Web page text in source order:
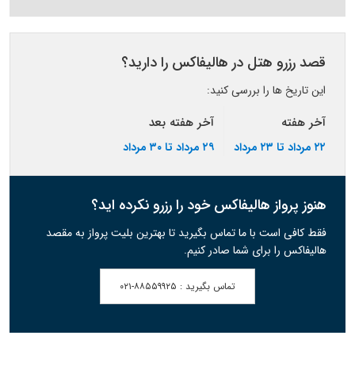
قصد رزرو هتل در هالیفاکس را دارید؟
این تاریخ ها را بررسی کنید:
آخر هفته
۲۲ مرداد تا ۲۳ مرداد
آخر هفته بعد
۲۹ مرداد تا ۳۰ مرداد
هنوز پرواز هالیفاکس خود را رزرو نکرده اید؟
فقط کافی است با ما تماس بگیرید تا بهترین بلیت پرواز به مقصد
هالیفاکس را برای شما صادر کنیم.
تماس بگیرید : ۰۲۱-۸۸۵۵۹۹۲۵